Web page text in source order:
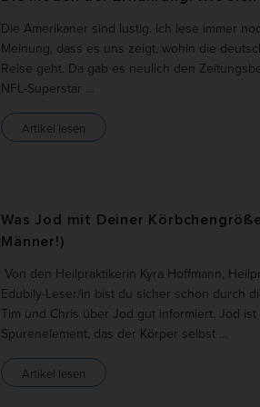
Die Amerikaner sind lustig. Ich lese immer
Meinung, dass es uns zeigt, wohin die
Reise geht. Da gab es neulich den
NFL-Superstar …
Artikel lesen
Was Jod mit Deiner
Männer!)
Von den Heilpraktikerin Kyra Hoffmann,
Edubily-Leser/in bist du sicher schon durch
Tim und Chris über Jod gut informiert. Jod
Spurenelement, das der Körper selbst …
Artikel lesen
Alle akzeptieren Auswahl
Nur essenzielle Cookies akzeptieren
Datenschutzeinstellungen
Essenziell (7)
Anonyme Statistiken (1)
Statistik-Cookies erfassen Informationen
verstehen, wie unsere Besucher unsere
beliebter sind, können wir unser Angebot
Cookie-
Marketing (5)